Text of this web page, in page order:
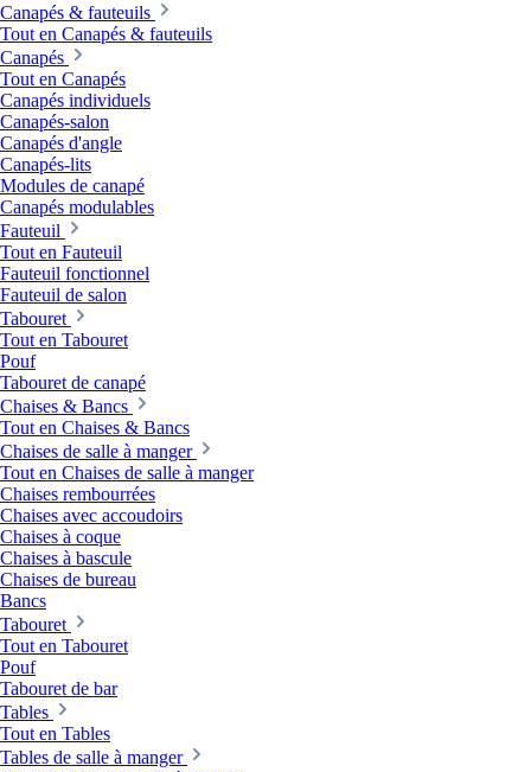
Canapés & fauteuils
Tout en Canapés & fauteuils
Canapés
Tout en Canapés
Canapés individuels
Canapés-salon
Canapés d'angle
Canapés-lits
Modules de canapé
Canapés modulables
Fauteuil
Tout en Fauteuil
Fauteuil fonctionnel
Fauteuil de salon
Tabouret
Tout en Tabouret
Pouf
Tabouret de canapé
Chaises & Bancs
Tout en Chaises & Bancs
Chaises de salle à manger
Tout en Chaises de salle à manger
Chaises rembourrées
Chaises avec accoudoirs
Chaises à coque
Chaises à bascule
Chaises de bureau
Bancs
Tabouret
Tout en Tabouret
Pouf
Tabouret de bar
Tables
Tout en Tables
Tables de salle à manger